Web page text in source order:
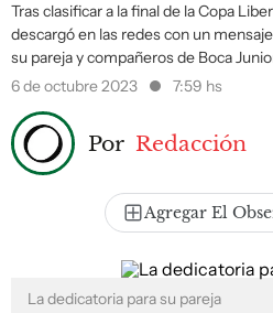
Tras clasificar a la final de la Copa
descargó en las redes con un
su pareja y compañeros de Boca
6 de octubre 2023
7:59 hs
Por Redacción
Agregar El
La dedicatoria para su pareja